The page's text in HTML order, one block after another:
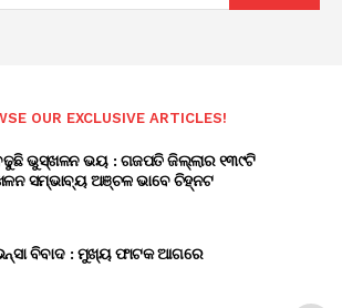
OUR EXCLUSIVE ARTICLES!
ବଢୁଛି ଭୁସ୍ଖଳନ ଭୟ : ଗଜପତି ଜିଲ୍ଲାର ୧୩୯ଟି
ସମ୍ଭାବ୍ୟ ଅଞ୍ଚଳ ଭାବେ ଚିହ୍ନଟ
ବିବାଦ : ମୁଖ୍ୟ ଫାଟକ ଆଗରେ